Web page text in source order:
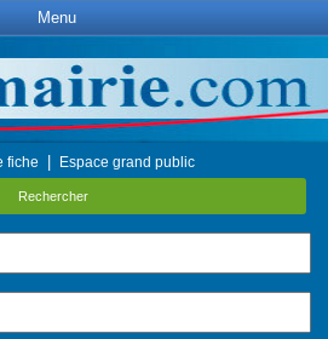
Menu
fiche Espace grand public
Rechercher